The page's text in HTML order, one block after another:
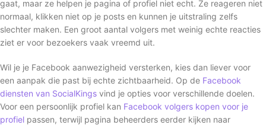
gaat, maar ze helpen je pagina of profiel niet echt. Ze reageren niet
normaal, klikken niet op je posts en kunnen je uitstraling zelfs
slechter maken. Een groot aantal volgers met weinig echte reacties
ziet er voor bezoekers vaak vreemd uit.
Wil je je Facebook aanwezigheid versterken, kies dan liever voor
een aanpak die past bij echte zichtbaarheid. Op de Facebook
diensten van SocialKings vind je opties voor verschillende doelen.
Voor een persoonlijk profiel kan Facebook volgers kopen voor je
profiel passen, terwijl pagina beheerders eerder kijken naar